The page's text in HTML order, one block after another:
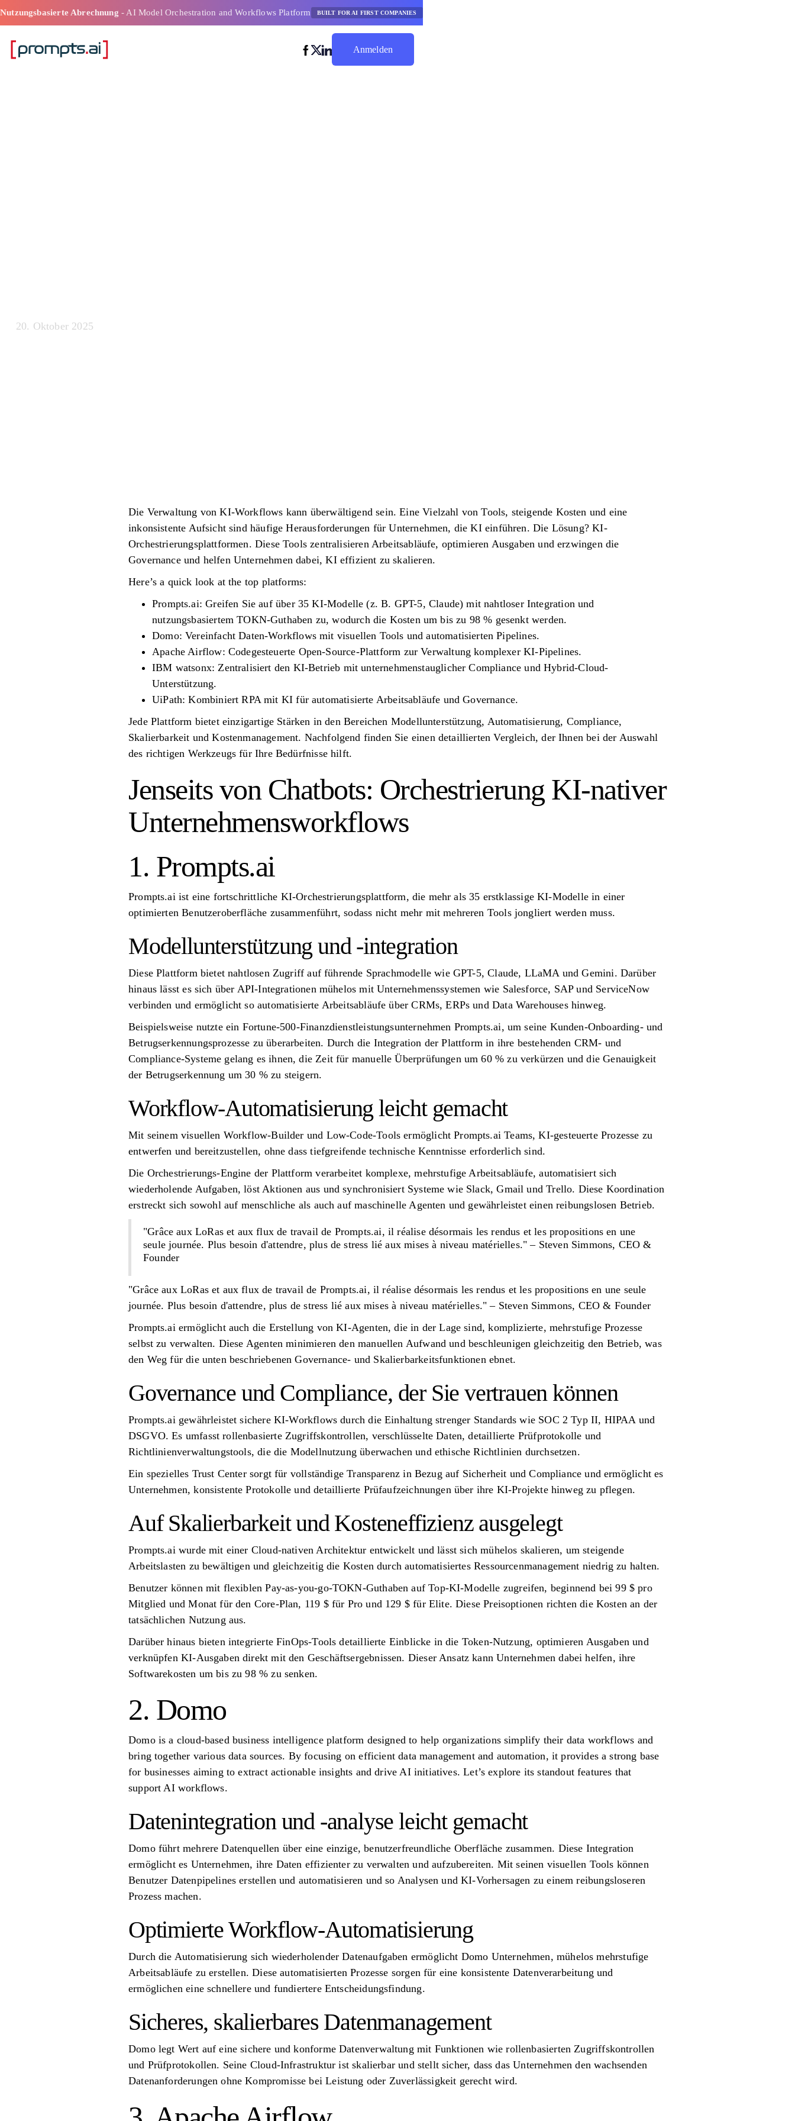
Nutzungsbasierte Abrechnung - AI Model Orchestration and Workflows Platform BUILT FOR AI FIRST COMPANIES
Anmelden
20. Oktober 2025
Die Verwaltung von KI-Workflows kann überwältigend sein. Eine Vielzahl von Tools, steigende Kosten und eine
inkonsistente Aufsicht sind häufige Herausforderungen für Unternehmen, die KI einführen. Die Lösung? KI-
Orchestrierungsplattformen. Diese Tools zentralisieren Arbeitsabläufe, optimieren Ausgaben und erzwingen die
Governance und helfen Unternehmen dabei, KI effizient zu skalieren.
Here’s a quick look at the top platforms:
Prompts.ai: Greifen Sie auf über 35 KI-Modelle (z. B. GPT-5, Claude) mit nahtloser Integration und
nutzungsbasiertem TOKN-Guthaben zu, wodurch die Kosten um bis zu 98 % gesenkt werden.
Domo: Vereinfacht Daten-Workflows mit visuellen Tools und automatisierten Pipelines.
Apache Airflow: Codegesteuerte Open-Source-Plattform zur Verwaltung komplexer KI-Pipelines.
IBM watsonx: Zentralisiert den KI-Betrieb mit unternehmenstauglicher Compliance und Hybrid-Cloud-
Unterstützung.
UiPath: Kombiniert RPA mit KI für automatisierte Arbeitsabläufe und Governance.
Jede Plattform bietet einzigartige Stärken in den Bereichen Modellunterstützung, Automatisierung, Compliance,
Skalierbarkeit und Kostenmanagement. Nachfolgend finden Sie einen detaillierten Vergleich, der Ihnen bei der Auswahl
des richtigen Werkzeugs für Ihre Bedürfnisse hilft.
Jenseits von Chatbots: Orchestrierung KI-nativer
Unternehmensworkflows
1. Prompts.ai
Prompts.ai ist eine fortschrittliche KI-Orchestrierungsplattform, die mehr als 35 erstklassige KI-Modelle in einer
optimierten Benutzeroberfläche zusammenführt, sodass nicht mehr mit mehreren Tools jongliert werden muss.
Modellunterstützung und -integration
Diese Plattform bietet nahtlosen Zugriff auf führende Sprachmodelle wie GPT-5, Claude, LLaMA und Gemini. Darüber
hinaus lässt es sich über API-Integrationen mühelos mit Unternehmenssystemen wie Salesforce, SAP und ServiceNow
verbinden und ermöglicht so automatisierte Arbeitsabläufe über CRMs, ERPs und Data Warehouses hinweg.
Beispielsweise nutzte ein Fortune-500-Finanzdienstleistungsunternehmen Prompts.ai, um seine Kunden-Onboarding- und
Betrugserkennungsprozesse zu überarbeiten. Durch die Integration der Plattform in ihre bestehenden CRM- und
Compliance-Systeme gelang es ihnen, die Zeit für manuelle Überprüfungen um 60 % zu verkürzen und die Genauigkeit
der Betrugserkennung um 30 % zu steigern.
Workflow-Automatisierung leicht gemacht
Mit seinem visuellen Workflow-Builder und Low-Code-Tools ermöglicht Prompts.ai Teams, KI-gesteuerte Prozesse zu
entwerfen und bereitzustellen, ohne dass tiefgreifende technische Kenntnisse erforderlich sind.
Die Orchestrierungs-Engine der Plattform verarbeitet komplexe, mehrstufige Arbeitsabläufe, automatisiert sich
wiederholende Aufgaben, löst Aktionen aus und synchronisiert Systeme wie Slack, Gmail und Trello. Diese Koordination
erstreckt sich sowohl auf menschliche als auch auf maschinelle Agenten und gewährleistet einen reibungslosen Betrieb.
"Grâce aux LoRas et aux flux de travail de Prompts.ai, il réalise désormais les rendus et les propositions en une
seule journée. Plus besoin d'attendre, plus de stress lié aux mises à niveau matérielles." – Steven Simmons, CEO &
Founder
"Grâce aux LoRas et aux flux de travail de Prompts.ai, il réalise désormais les rendus et les propositions en une seule
journée. Plus besoin d'attendre, plus de stress lié aux mises à niveau matérielles." – Steven Simmons, CEO & Founder
Prompts.ai ermöglicht auch die Erstellung von KI-Agenten, die in der Lage sind, komplizierte, mehrstufige Prozesse
selbst zu verwalten. Diese Agenten minimieren den manuellen Aufwand und beschleunigen gleichzeitig den Betrieb, was
den Weg für die unten beschriebenen Governance- und Skalierbarkeitsfunktionen ebnet.
Governance und Compliance, der Sie vertrauen können
Prompts.ai gewährleistet sichere KI-Workflows durch die Einhaltung strenger Standards wie SOC 2 Typ II, HIPAA und
DSGVO. Es umfasst rollenbasierte Zugriffskontrollen, verschlüsselte Daten, detaillierte Prüfprotokolle und
Richtlinienverwaltungstools, die die Modellnutzung überwachen und ethische Richtlinien durchsetzen.
Ein spezielles Trust Center sorgt für vollständige Transparenz in Bezug auf Sicherheit und Compliance und ermöglicht es
Unternehmen, konsistente Protokolle und detaillierte Prüfaufzeichnungen über ihre KI-Projekte hinweg zu pflegen.
Auf Skalierbarkeit und Kosteneffizienz ausgelegt
Prompts.ai wurde mit einer Cloud-nativen Architektur entwickelt und lässt sich mühelos skalieren, um steigende
Arbeitslasten zu bewältigen und gleichzeitig die Kosten durch automatisiertes Ressourcenmanagement niedrig zu halten.
Benutzer können mit flexiblen Pay-as-you-go-TOKN-Guthaben auf Top-KI-Modelle zugreifen, beginnend bei 99 $ pro
Mitglied und Monat für den Core-Plan, 119 $ für Pro und 129 $ für Elite. Diese Preisoptionen richten die Kosten an der
tatsächlichen Nutzung aus.
Darüber hinaus bieten integrierte FinOps-Tools detaillierte Einblicke in die Token-Nutzung, optimieren Ausgaben und
verknüpfen KI-Ausgaben direkt mit den Geschäftsergebnissen. Dieser Ansatz kann Unternehmen dabei helfen, ihre
Softwarekosten um bis zu 98 % zu senken.
2. Domo
Domo is a cloud-based business intelligence platform designed to help organizations simplify their data workflows and
bring together various data sources. By focusing on efficient data management and automation, it provides a strong base
for businesses aiming to extract actionable insights and drive AI initiatives. Let’s explore its standout features that
support AI workflows.
Datenintegration und -analyse leicht gemacht
Domo führt mehrere Datenquellen über eine einzige, benutzerfreundliche Oberfläche zusammen. Diese Integration
ermöglicht es Unternehmen, ihre Daten effizienter zu verwalten und aufzubereiten. Mit seinen visuellen Tools können
Benutzer Datenpipelines erstellen und automatisieren und so Analysen und KI-Vorhersagen zu einem reibungsloseren
Prozess machen.
Optimierte Workflow-Automatisierung
Durch die Automatisierung sich wiederholender Datenaufgaben ermöglicht Domo Unternehmen, mühelos mehrstufige
Arbeitsabläufe zu erstellen. Diese automatisierten Prozesse sorgen für eine konsistente Datenverarbeitung und
ermöglichen eine schnellere und fundiertere Entscheidungsfindung.
Sicheres, skalierbares Datenmanagement
Domo legt Wert auf eine sichere und konforme Datenverwaltung mit Funktionen wie rollenbasierten Zugriffskontrollen
und Prüfprotokollen. Seine Cloud-Infrastruktur ist skalierbar und stellt sicher, dass das Unternehmen den wachsenden
Datenanforderungen ohne Kompromisse bei Leistung oder Zuverlässigkeit gerecht wird.